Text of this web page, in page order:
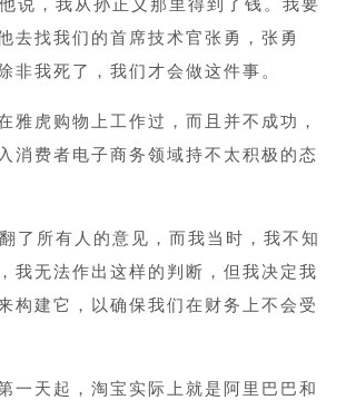
说，我从孙正义那里得到了钱。我要
去找我们的首席技术官张勇，张勇
非我死了，我们才会做这件事。
雅虎购物上工作过，而且并不成功，
消费者电子商务领域持不太积极的态
了所有人的意见，而我当时，我不知
我无法作出这样的判断，但我决定我
构建它，以确保我们在财务上不会受
一天起，淘宝实际上就是阿里巴巴和